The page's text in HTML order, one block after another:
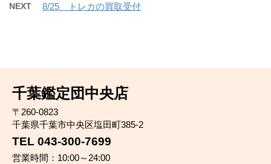
NEXT 8/25 トレカの買取受付
千葉鑑定団中央店
〒260-0823
千葉県千葉市中央区塩田町385-2
TEL 043-300-7699
営業時間：10:00～24:00